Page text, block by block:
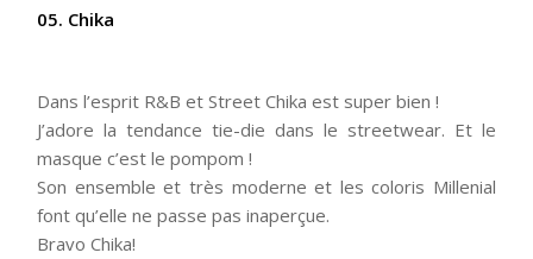
05. Chika
Dans l’esprit R&B et Street Chika est super bien !
J’adore la tendance tie-die dans le streetwear. Et le
masque c’est le pompom !
Son ensemble et très moderne et les coloris Millenial
font qu’elle ne passe pas inaperçue.
Bravo Chika!